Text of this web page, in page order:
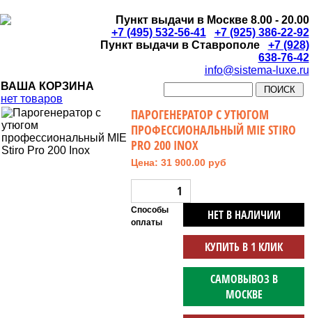
Пункт выдачи в Москве 8.00 - 20.00
+7 (495) 532-56-41
+7 (925) 386-22-92
Пункт выдачи в Ставрополе
+7 (928)
638-76-42
info@sistema-luxe.ru
ВАША КОРЗИНА
нет товаров
ПАРОГЕНЕРАТОР С УТЮГОМ
ПРОФЕССИОНАЛЬНЫЙ MIE STIRO
PRO 200 INOX
Цена: 31 900.00 руб
НЕТ В НАЛИЧИИ
КУПИТЬ В 1 КЛИК
САМОВЫВОЗ В
МОСКВЕ
Способы
оплаты